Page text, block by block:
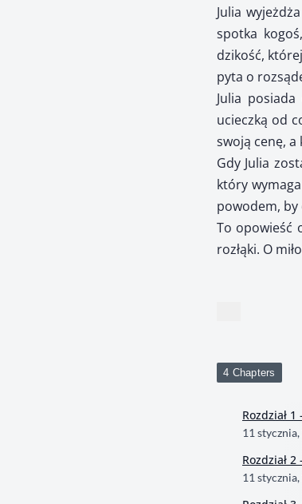
Julia
spotka
dzikość,
pyta o
Julia
ucieczką od
swoją cenę,
Gdy Julia
który
powodem, by
To opowieść
rozłąki. O
4 Chapters
Rozdział
11
Rozdział
11